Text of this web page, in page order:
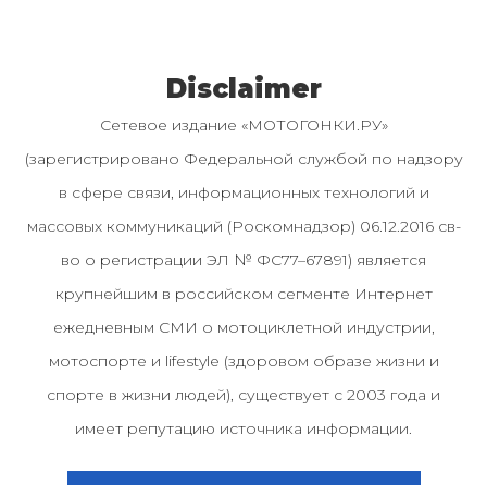
Disclaimer
Сетевое издание «МОТОГОНКИ.РУ»
(зарегистрировано Федеральной службой по надзору
в сфере связи, информационных технологий и
массовых коммуникаций (Роскомнадзор) 06.12.2016 св-
во о регистрации ЭЛ № ФС77–67891) является
крупнейшим в российском сегменте Интернет
ежедневным СМИ о мотоциклетной индустрии,
мотоспорте и lifestyle (здоровом образе жизни и
спорте в жизни людей), существует с 2003 года и
имеет репутацию источника информации.